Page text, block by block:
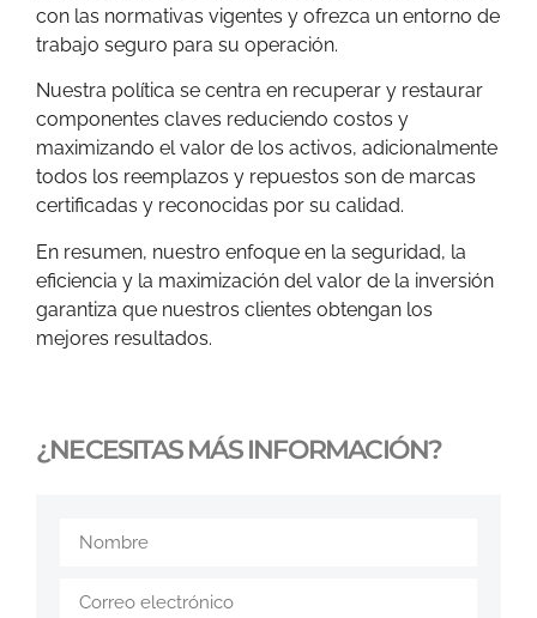
con las normativas vigentes y ofrezca un entorno de
trabajo seguro para su operación.
Nuestra política se centra en recuperar y restaurar
componentes claves reduciendo costos y
maximizando el valor de los activos, adicionalmente
todos los reemplazos y repuestos son de marcas
certificadas y reconocidas por su calidad.
En resumen, nuestro enfoque en la seguridad, la
eficiencia y la maximización del valor de la inversión
garantiza que nuestros clientes obtengan los
mejores resultados.
¿NECESITAS MÁS INFORMACIÓN?